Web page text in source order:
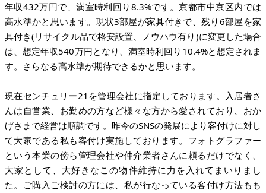
年収432万円で、満室時利回り8.3%です。京都市中京区内では
高水準かと思います。現状3部屋が家具付きで、残り6部屋を家
具付き(リサイクル品で格安設置、ノウハウ有り)に変更した場合
は、想定年収540万円となり、満室時利回り10.4%と想定されま
す。さらなる高水準が期待できるかと思います。
現在センチュリー21を管理会社に指定しております。入居者さ
んは自営業、お勤めの方など様々な方から愛されており、おか
げさまで経営は順調です。昨今のSNSの発展により客付けに対し
て大家である私も客付け実施しております。フォトグラファー
という本業の傍ら管理会社や仲介業者さんに頼るだけでなく、
大家として、大好きなこの物件維持に力を入れてまいりまし
た。ご購入ご検討の方には、私が行なっている客付け方法もも